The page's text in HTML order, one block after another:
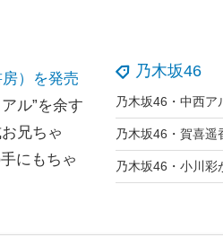
乃木坂46
）を発売
ル”を余す
兄ちゃ
にもちゃ